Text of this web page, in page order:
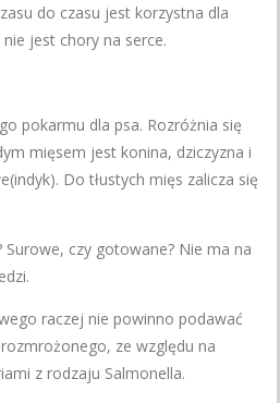
do czasu jest korzystna dla
jest chory na serce.
pokarmu dla psa. Rozróżnia się
mięsem jest konina, dziczyzna i
Do tłustych mięs zalicza się
Surowe, czy gotowane? Nie ma na
raczej nie powinno podawać
ze względu na
z rodzaju Salmonella.